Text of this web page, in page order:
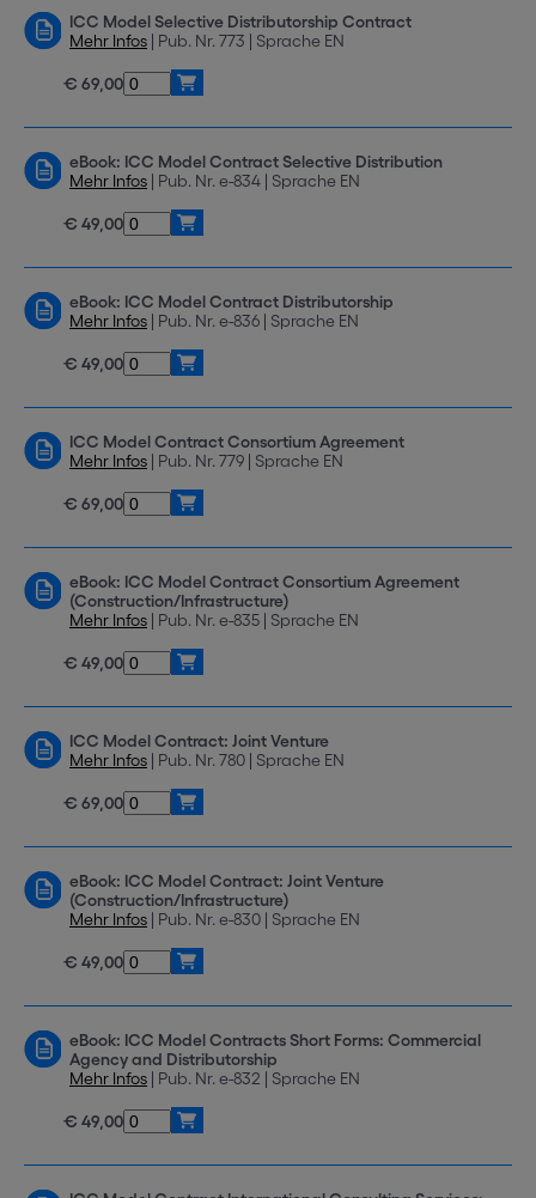
ICC Model Selective Distributorship Contract
Mehr Infos | Pub. Nr. 773 | Sprache EN
€ 69,00
eBook: ICC Model Contract Selective Distribution
Mehr Infos | Pub. Nr. e-834 | Sprache EN
€ 49,00
eBook: ICC Model Contract Distributorship
Mehr Infos | Pub. Nr. e-836 | Sprache EN
€ 49,00
ICC Model Contract Consortium Agreement
Mehr Infos | Pub. Nr. 779 | Sprache EN
€ 69,00
eBook: ICC Model Contract Consortium Agreement
(Construction/Infrastructure)
Mehr Infos | Pub. Nr. e-835 | Sprache EN
€ 49,00
ICC Model Contract: Joint Venture
Mehr Infos | Pub. Nr. 780 | Sprache EN
€ 69,00
eBook: ICC Model Contract: Joint Venture
(Construction/Infrastructure)
Mehr Infos | Pub. Nr. e-830 | Sprache EN
€ 49,00
eBook: ICC Model Contracts Short Forms: Commercial
Agency and Distributorship
Mehr Infos | Pub. Nr. e-832 | Sprache EN
€ 49,00